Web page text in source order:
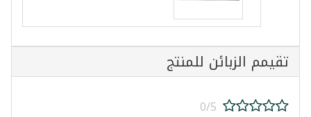
تقيمم الزبائن للمنتج
0/5